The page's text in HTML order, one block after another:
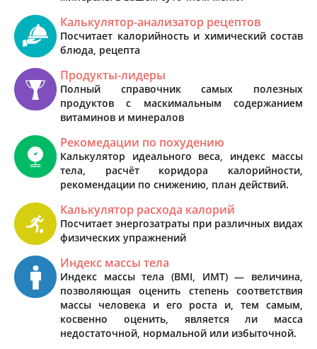
Калькулятор-анализатор рецептов
Посчитает калорийность и химический состав
блюда, рецепта
Продукты-лидеры
Полный справочник самых полезных
продуктов с маскимальным содержанием
витаминов и минералов
Рекомедации по похудению
Калькулятор идеального веса, индекс массы
тела, расчёт коридора калорийности,
рекомендации по снижению, план действий.
Калькулятор расхода калорий
Посчитает энергозатраты при различных видах
физических упражнений
Индекс массы тела
Индекс массы тела (BMI, ИМТ) — величина,
позволяющая оценить степень соответствия
массы человека и его роста и, тем самым,
косвенно оценить, является ли масса
недостаточной, нормальной или избыточной.